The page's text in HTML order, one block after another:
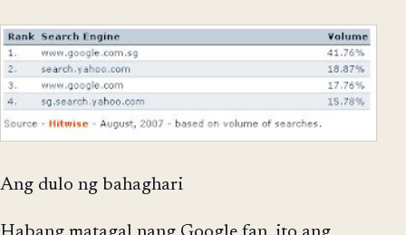
Ang dulo ng bahaghari